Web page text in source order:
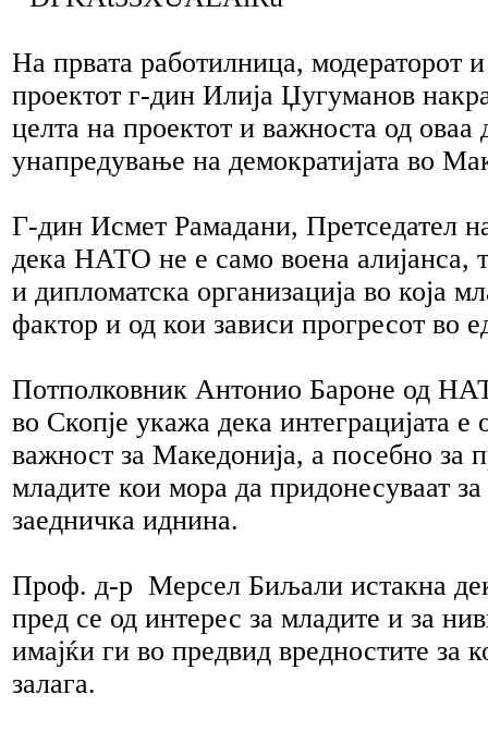
На првата работилница, модераторот
проектот г-дин Илија Џугуманов
целта на проектот и важноста од оваа
унапредување на демократијата во
Г-дин Исмет Рамадани, Претседател
дека НАТО не е само воена алијанса,
и дипломатска организација во која
фактор и од кои зависи прогресот во
Потполковник Антонио Бароне од
во Скопје укажа дека интеграцијата е
важност за Македонија, а посебно за
младите кои мора да придонесуваат
заедничка иднина.
Проф. д-р Мерсел Биљали истакна
пред се од интерес за младите и за
имајќи ги во предвид вредностите за
залага.